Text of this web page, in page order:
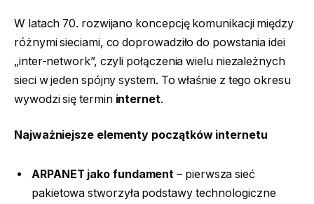
W latach 70. rozwijano koncepcję komunikacji między
różnymi sieciami, co doprowadziło do powstania idei
„inter-network”, czyli połączenia wielu niezależnych
sieci w jeden spójny system. To właśnie z tego okresu
wywodzi się termin internet.
Najważniejsze elementy początków internetu
ARPANET jako fundament – pierwsza sieć
pakietowa stworzyła podstawy technologiczne